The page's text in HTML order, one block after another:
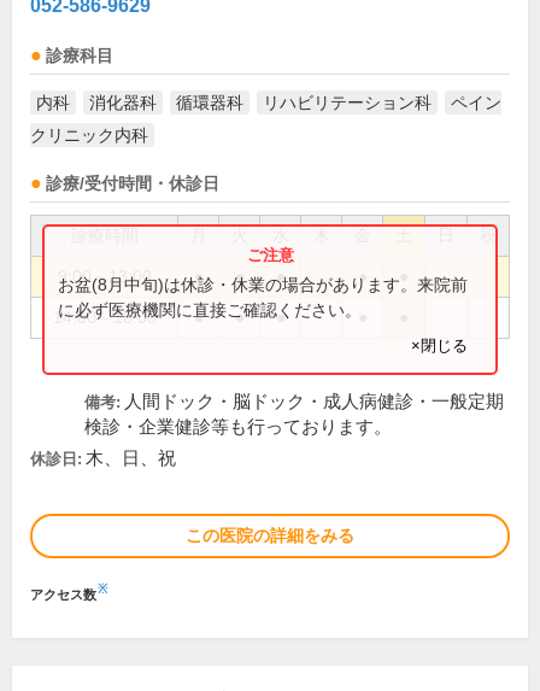
052-586-9629
診療科目
内科 消化器科 循環器科 リハビリテーション科
ペイン
クリニック内科
診療/受付時間・休診日
祝
9:00～13:00 ● ● ● ●
14:00～18:00 ● ● ●
お盆(8月中旬)は休診・休業の場合があります。来院前
に必ず医療機関に直接ご確認ください。
×閉じる
備考: 人間ドック・脳ドック・成人病健診・一般定期
検診・企業健診等も行っております。
休診日: 木、日、祝
この医院の詳細をみる
アクセス数※